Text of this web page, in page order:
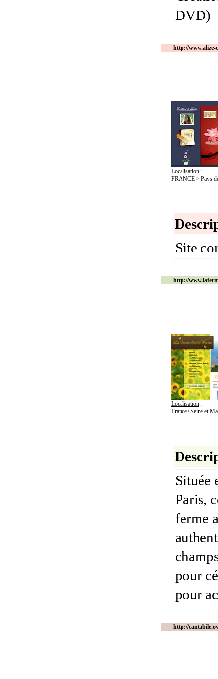
DVD)
http://www.alize-
Localisation :
FRANCE > Pays
Site
http://
Localisation :
France>Seine et
Située
Paris,
ferme
pour
pour
http://